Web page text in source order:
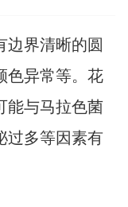
边界清晰的圆
色异常等。花
能与马拉色菌
过多等因素有